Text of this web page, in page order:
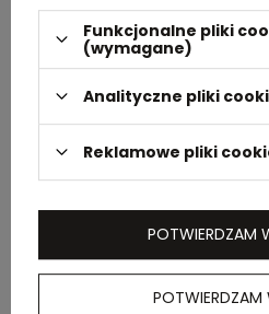
Wymiary
kartonu
zewnętrznego
70 x
Waga
kartonu
zewnętrznego
14,8
OPIS
Funkcjonalne pliki
(wymagane)
Analityczne pliki
Reklamowe pliki
POTWIERDZAM
POTWIERDZAM